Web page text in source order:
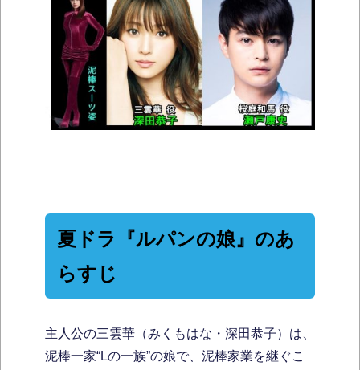
夏ドラ『ルパンの娘』のあ
らすじ
主人公の三雲華（みくもはな・深田恭子）は、
泥棒一家“Lの一族”の娘で、泥棒家業を継ぐこ